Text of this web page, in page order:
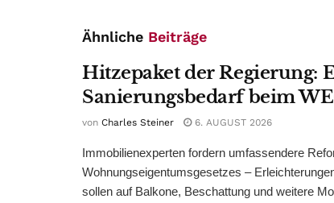
Ähnliche Beiträge
Hitzepaket der Regierung:
Sanierungsbedarf beim
von Charles Steiner 6. AUGUST 2026
Immobilienexperten fordern umfassendere
Wohnungseigentumsgesetzes –
sollen auf Balkone, Beschattung und weitere